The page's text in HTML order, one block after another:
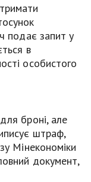
подає запит у
в
особистого
броні, але
штраф,
Мінекономіки
документ,